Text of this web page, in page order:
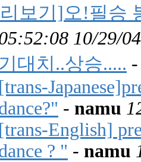
보기]오!필승
10/29/04
기대치..상승.....
[trans-
- namu
[trans-English]
? " - namu